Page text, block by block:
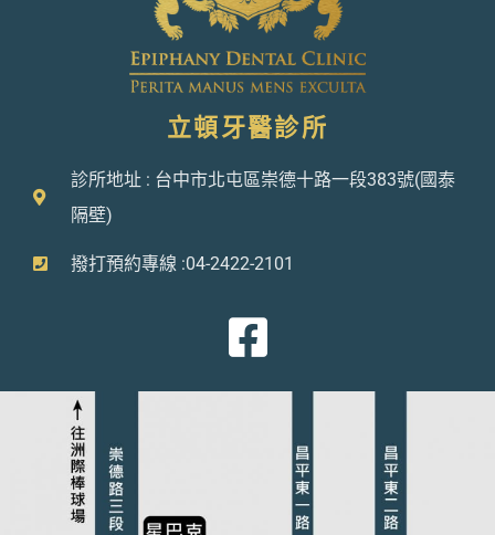
立頓牙醫診所
診所地址 : 台中市北屯區崇德十路一段383號(國泰
隔壁)
撥打預約專線 :04-2422-2101